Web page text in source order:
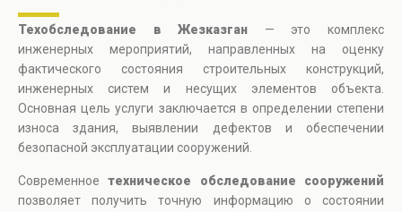
Техобследование в Жезказган — это комплекс
инженерных мероприятий, направленных на оценку
фактического состояния строительных конструкций,
инженерных систем и несущих элементов объекта.
Основная цель услуги заключается в определении степени
износа здания, выявлении дефектов и обеспечении
безопасной эксплуатации сооружений.
Современноетехническое обследование сооружений
позволяет получить точную информацию о состоянии